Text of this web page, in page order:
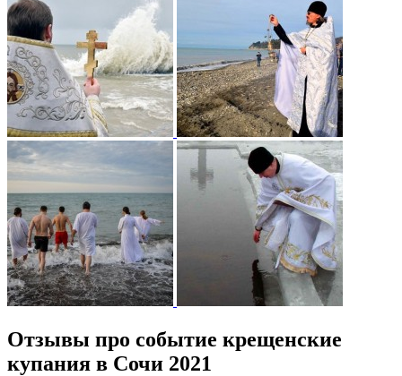
Отзывы про событие крещенские
купания в Сочи 2021